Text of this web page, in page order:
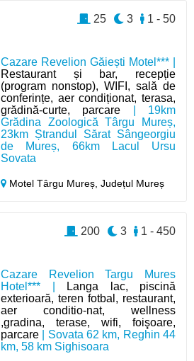
Cazare Revelion Găiești Motel*** |
Restaurant și bar, recepție
(program nonstop), WIFI, sală de
conferințe, aer condiționat, terasa,
grădină-curte, parcare | 19km
Grădina Zoologică Târgu Mureș,
23km Ștrandul Sărat Sângeorgiu
de Mureș, 66km Lacul Ursu
Sovata
Motel Târgu Mureș,Județul Mureș
1 - 50
3
25
Cazare Revelion Targu Mures
Hotel*** |
Langa lac, piscină
exterioară, teren fotbal, restaurant,
aer conditio-nat, wellness
,gradina, terase, wifi, foişoare,
parcare | Sovata 62 km, Reghin 44
km, 58 km Sighisoara
1 - 450
3
200